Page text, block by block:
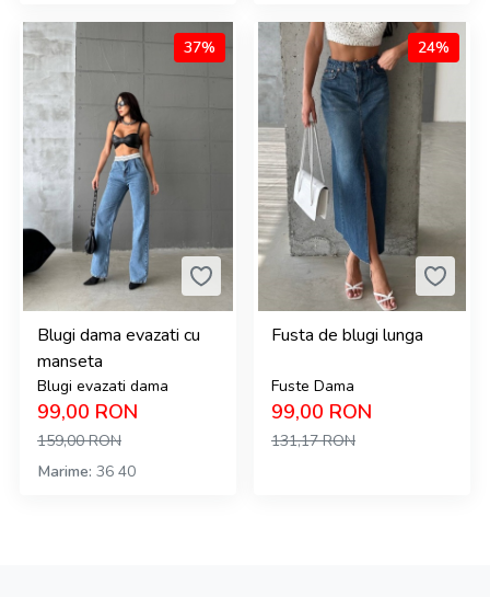
37%
Blugi dama evazati cu
manseta
Blugi evazati dama
99,00 RON
159,00RON
Marime 36 40
24%
Fusta de blugi lunga
Fuste Dama
99,00 RON
131,17RON